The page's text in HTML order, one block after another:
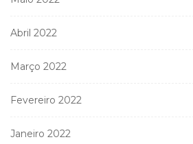
Abril 2022
Março 2022
Fevereiro 2022
Janeiro 2022